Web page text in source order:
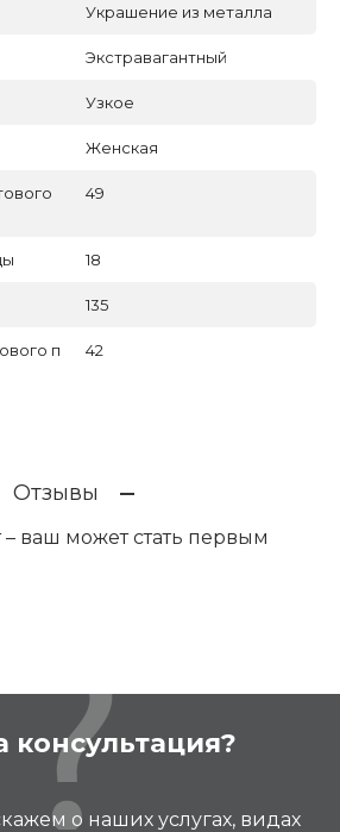
Украшение из металла
Экстравагантный
Узкое
Женская
49
18
135
п
42
Отзывы
ваш может стать первым
консультация?
о наших услугах, видах